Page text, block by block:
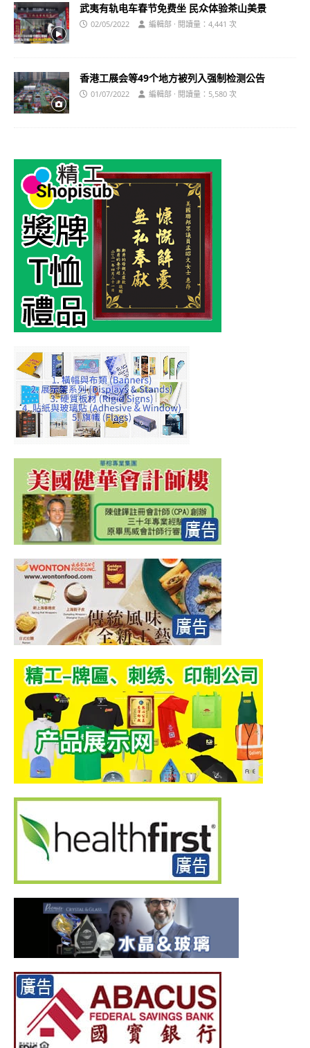
武夷有轨电车春节免费坐 民众体验茶山美景
02/05/2022 編輯部 · 閱讀量：4,441 次
香港工展会等49个地方被列入强制检测公告
01/07/2022 編輯部 · 閱讀量：5,580 次